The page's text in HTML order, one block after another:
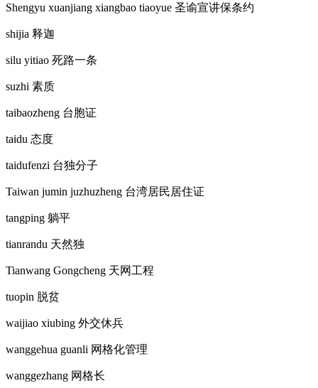
Shengyu xuanjiang xiangbao tiaoyue 圣谕宣讲保条约
shijia 释迦
silu yitiao 死路一条
suzhi 素质
taibaozheng 台胞证
taidu 态度
taidufenzi 台独分子
Taiwan jumin juzhuzheng 台湾居民居住证
tangping 躺平
tianrandu 天然独
Tianwang Gongcheng 天网工程
tuopin 脱贫
waijiao xiubing 外交休兵
wanggehua guanli 网格化管理
wanggezhang 网格长